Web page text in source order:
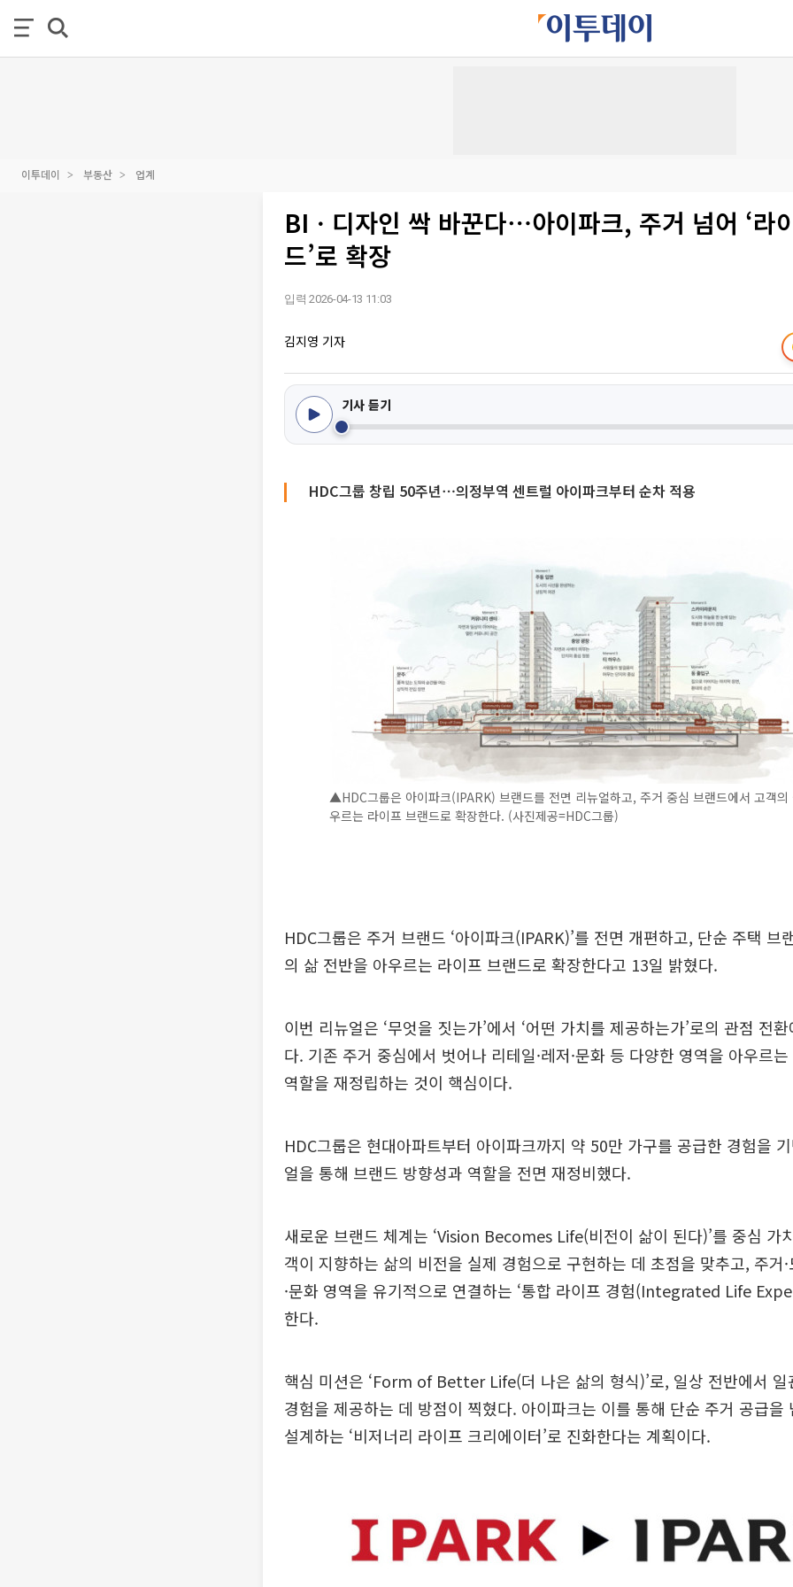
이투데이 부동산 업계
BIㆍ디자인 싹 바꾼다⋯아이파크, 주거 넘어 ‘라
드’로 확장
입력 2026-04-13 11:03
김지영 기자
기사 듣기
HDC그룹 창립 50주년⋯의정부역 센트럴 아이파크부터 순차 적용
▲HDC그룹은 아이파크(IPARK) 브랜드를 전면 리뉴얼하고, 주거 중심 브랜드에서 고객의
우르는 라이프 브랜드로 확장한다. (사진제공=HDC그룹)
HDC그룹은 주거 브랜드 ‘아이파크(IPARK)’를 전면 개편하고, 단순 주택 브
의 삶 전반을 아우르는 라이프 브랜드로 확장한다고 13일 밝혔다.
이번 리뉴얼은 ‘무엇을 짓는가’에서 ‘어떤 가치를 제공하는가’로의 관점 전
다. 기존 주거 중심에서 벗어나 리테일·레저·문화 등 다양한 영역을 아우르
역할을 재정립하는 것이 핵심이다.
HDC그룹은 현대아파트부터 아이파크까지 약 50만 가구를 공급한 경험을
얼을 통해 브랜드 방향성과 역할을 전면 재정비했다.
새로운 브랜드 체계는 ‘Vision Becomes Life(비전이 삶이 된다)’를 중심 가
객이 지향하는 삶의 비전을 실제 경험으로 구현하는 데 초점을 맞추고, 주거·
·문화 영역을 유기적으로 연결하는 ‘통합 라이프 경험(Integrated Life
한다.
핵심 미션은 ‘Form of Better Life(더 나은 삶의 형식)’로, 일상 전반에서 일
경험을 제공하는 데 방점이 찍혔다. 아이파크는 이를 통해 단순 주거 공급을
설계하는 ‘비저너리 라이프 크리에이터’로 진화한다는 계획이다.